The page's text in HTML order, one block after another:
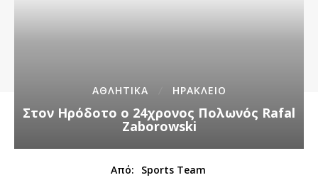
ΑΘΛΗΤΙΚΑ ΗΡΑΚΛΕΙΟ
Στον Ηρόδοτο ο 24χρονος Πολωνός Rafal
Zaborowski
Από:
Sports Team